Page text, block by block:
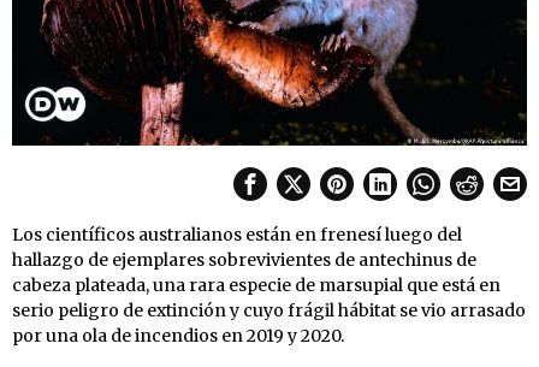
Los científicos australianos están en frenesí luego del
hallazgo de ejemplares sobrevivientes de antechinus de
cabeza plateada, una rara especie de marsupial que está en
serio peligro de extinción y cuyo frágil hábitat se vio arrasado
por una ola de incendios en 2019 y 2020.